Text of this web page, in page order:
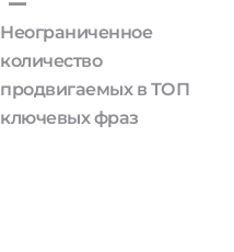
Неограниченное
количество
продвигаемых в ТОП
ключевых фраз